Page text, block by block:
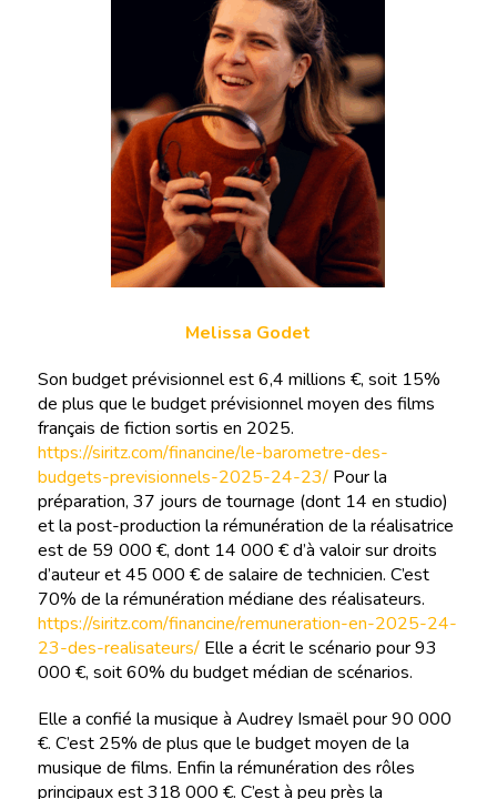
Melissa Godet
Son budget prévisionnel est 6,4 millions €, soit 15%
de plus que le budget prévisionnel moyen des films
français de fiction sortis en 2025.
https://siritz.com/financine/le-barometre-des-
budgets-previsionnels-2025-24-23/Pour la
préparation, 37 jours de tournage (dont 14 en studio)
et la post-production la rémunération de la réalisatrice
est de 59 000 €, dont 14 000 € d’à valoir sur droits
d’auteur et 45 000 € de salaire de technicien. C’est
70% de la rémunération médiane des réalisateurs.
https://siritz.com/financine/remuneration-en-2025-24-
23-des-realisateurs/Elle a écrit le scénario pour 93
000 €, soit 60% du budget médian de scénarios.
Elle a confié la musique à Audrey Ismaël pour 90 000
€. C’est 25% de plus que le budget moyen de la
musique de films. Enfin la rémunération des rôles
principaux est 318 000 €. C’est à peu près la